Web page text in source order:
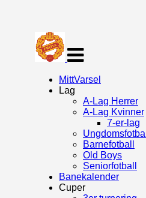
navigasjon
MittVarsel
Lag
A-Lag Herrer
A-Lag Kvinner
7-er-lag
Ungdomsfotball
Barnefotball
Old Boys
Seniorfotball
Banekalender
Cuper